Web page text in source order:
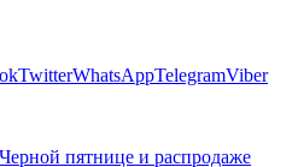
TwitterWhatsAppTelegramViber
пятнице и распродаже